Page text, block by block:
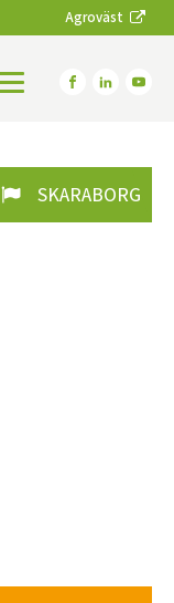
Agroväst
SKARABORG